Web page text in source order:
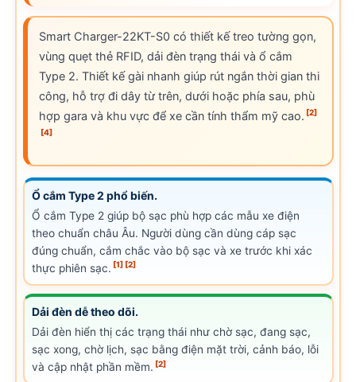
Smart Charger-22KT-S0 có thiết kế treo tường gọn,
vùng quẹt thẻ RFID, dải đèn trạng thái và ổ cắm
Type 2. Thiết kế gài nhanh giúp rút ngắn thời gian thi
công, hỗ trợ đi dây từ trên, dưới hoặc phía sau, phù
hợp gara và khu vực để xe cần tính thẩm mỹ cao. [2]
[4]
Ổ cắm Type 2 phổ biến.
Ổ cắm Type 2 giúp bộ sạc phù hợp các mẫu xe điện
theo chuẩn châu Âu. Người dùng cần dùng cáp sạc
đúng chuẩn, cắm chắc vào bộ sạc và xe trước khi xác
thực phiên sạc. [1] [2]
Dải đèn dễ theo dõi.
Dải đèn hiển thị các trạng thái như chờ sạc, đang sạc,
sạc xong, chờ lịch, sạc bằng điện mặt trời, cảnh báo, lỗi
và cập nhật phần mềm. [2]